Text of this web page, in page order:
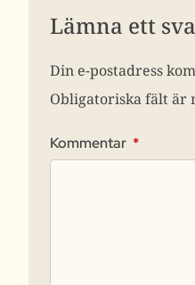
Lämna ett
Din e-postadress
Obligatoriska fält är
Kommentar *